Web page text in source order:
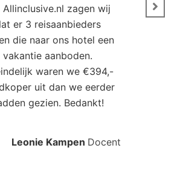
Allinclusive.nl zagen wij
er 3 reisaanbieders
die naar ons hotel een
vakantie aanboden.
waren we €394,-
uit dan we eerder
gezien. Bedankt!
Leonie Kampen Docent